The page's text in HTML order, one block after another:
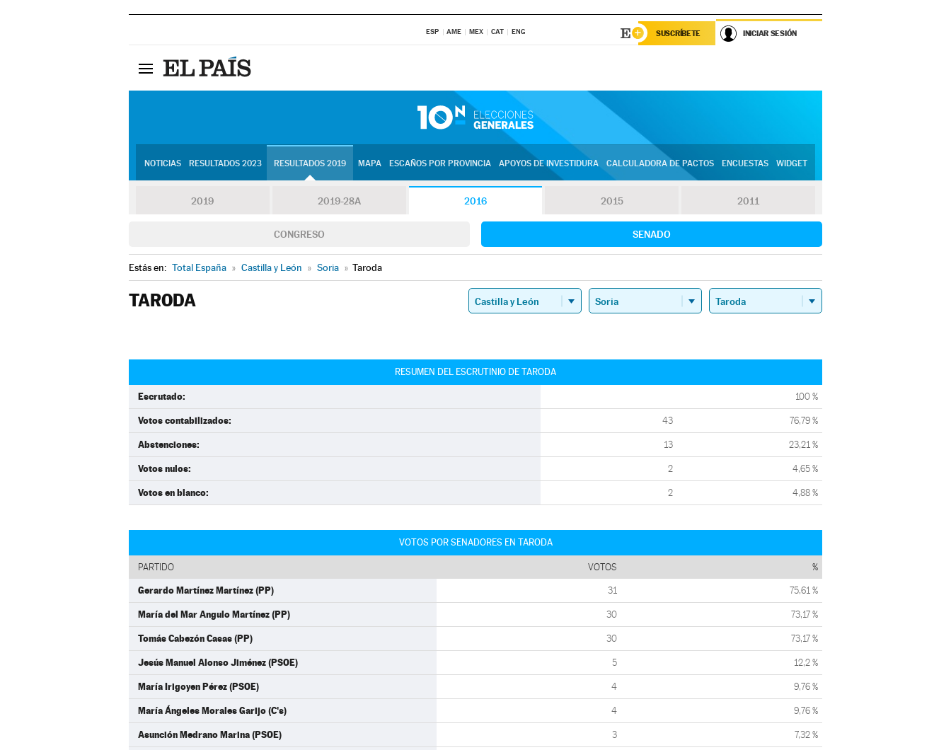
ESP AME MEX CAT ENG SUSCRÍBETE INICIAR SESIÓN
NOTICIAS RESULTADOS 2023 RESULTADOS 2019 MAPA ESCAÑOS POR PROVINCIA APOYOS DE INVESTIDURA CALCULADORA DE PACTOS ENCUESTAS WIDGET
2019 2019-28A 2016 2015 2011
CONGRESO SENADO
Estás en: Total España » Castilla y León » Soria » Taroda
TARODA
RESUMEN DEL ESCRUTINIO DE TARODA
Escrutado: 100 %
Votos contabilizados: 43 76,79 %
Abstenciones: 13 23,21 %
Votos nulos: 2 4,65 %
Votos en blanco: 2 4,88 %
VOTOS POR SENADORES EN TARODA
PARTIDO VOTOS %
Gerardo Martínez Martínez (PP) 31 75,61 %
María del Mar Angulo Martínez (PP) 30 73,17 %
Tomás Cabezón Casas (PP) 30 73,17 %
Jesús Manuel Alonso Jiménez (PSOE) 5 12,2 %
María Irigoyen Pérez (PSOE) 4 9,76 %
María Ángeles Morales Garijo (C's) 4 9,76 %
Asunción Medrano Marina (PSOE) 3 7,32 %